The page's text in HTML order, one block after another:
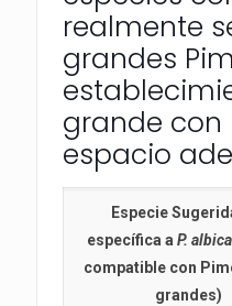
realmente
grandes
grande con
espacio
Especie
específica aP.
compatible con
grandes)